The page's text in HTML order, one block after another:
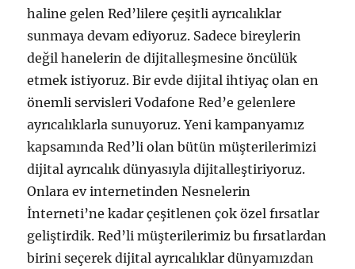
haline gelen Red’lilere çeşitli ayrıcalıklar
sunmaya devam ediyoruz. Sadece bireylerin
değil hanelerin de dijitalleşmesine öncülük
etmek istiyoruz. Bir evde dijital ihtiyaç olan en
önemli servisleri Vodafone Red’e gelenlere
ayrıcalıklarla sunuyoruz. Yeni kampanyamız
kapsamında Red’li olan bütün müşterilerimizi
dijital ayrıcalık dünyasıyla dijitalleştiriyoruz.
Onlara ev internetinden Nesnelerin
İnterneti’ne kadar çeşitlenen çok özel fırsatlar
geliştirdik. Red’li müşterilerimiz bu fırsatlardan
birini seçerek dijital ayrıcalıklar dünyamızdan